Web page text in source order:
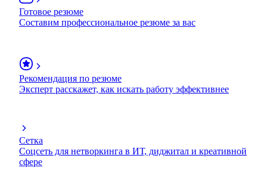
Готовое резюме
Составим профессиональное резюме за вас
Рекомендация по резюме
Эксперт расскажет, как искать работу эффективнее
Сетка
Соцсеть для нетворкинга в ИТ, диджитал и креативной
сфере